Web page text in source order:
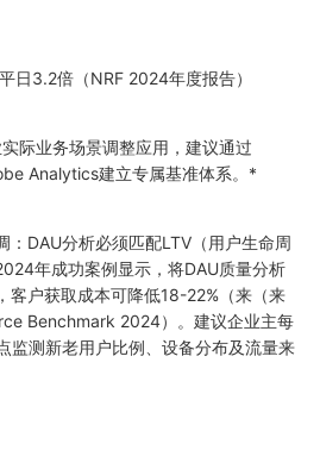
日3.2倍（NRF 2024年度报告）
际业务场景调整应用，建议通过
Analytics建立专属基准体系。*
：DAU分析必须匹配LTV（用户生命周
年成功案例显示，将DAU质量分析
客户获取成本可降低18-22%（来（来
Benchmark 2024）。建议企业主每
监测新老用户比例、设备分布及流量来